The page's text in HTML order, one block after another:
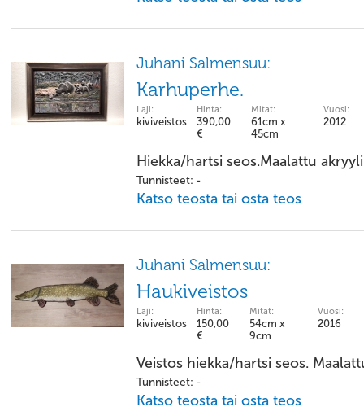
Juhani Salmensuu:
Karhuperhe.
Laji:
kiviveistos
Hinta:
390,00
€
Mitat:
61cm x
45cm
Vuosi:
2012
Hiekka/hartsi seos.Maalattu
Tunnisteet: -
Katso teosta tai osta teos
Juhani Salmensuu:
Haukiveistos
Laji:
kiviveistos
Hinta:
150,00
€
Mitat:
54cm x
9cm
Vuosi:
2016
Veistos hiekka/hartsi seos.
Tunnisteet: -
Katso teosta tai osta teos